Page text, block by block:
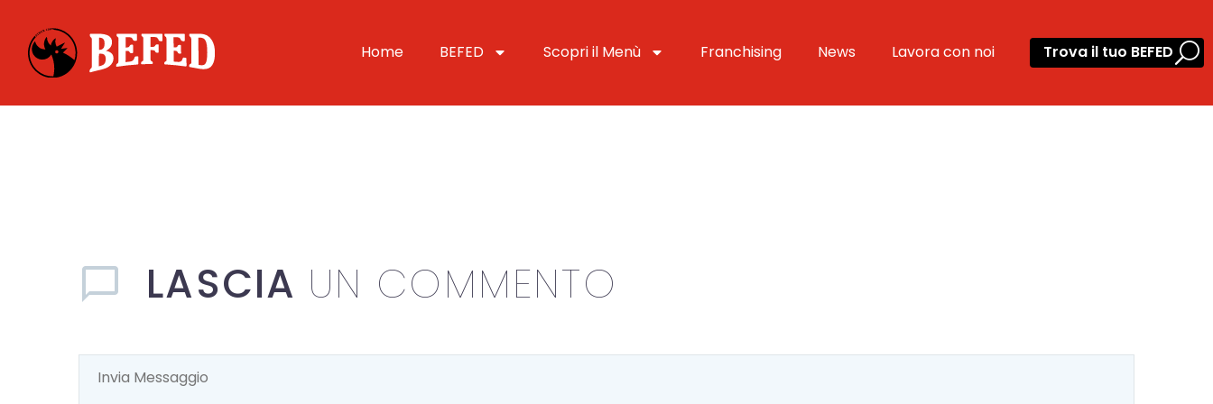
Home BEFED Scopri il Menù Franchising News Lavora con noi Trova il tuo BEFED
LASCIA UN COMMENTO